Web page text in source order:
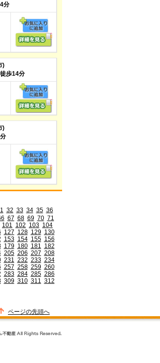
分
)
歩14分
)
32 33 34 35 36
67 68 69 70 71
101 102 103 104
127 128 129 130
153 154 155 156
179 180 181 182
205 206 207 208
231 232 233 234
257 258 259 260
283 284 285 286
309 310 311 312
ページの先頭へ